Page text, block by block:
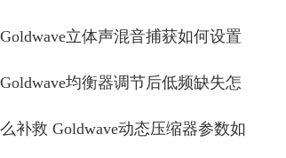
Goldwave立体声混音捕获如何设置
Goldwave均衡器调节后低频缺失怎
么补救 Goldwave动态压缩器参数如